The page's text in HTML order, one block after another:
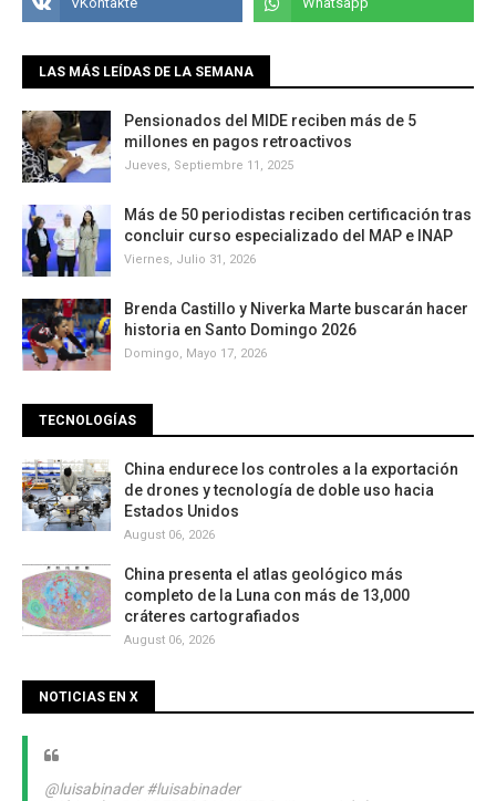
LAS MÁS LEÍDAS DE LA SEMANA
Pensionados del MIDE reciben más de 5
millones en pagos retroactivos
Jueves, Septiembre 11, 2025
Más de 50 periodistas reciben certificación tras
concluir curso especializado del MAP e INAP
Viernes, Julio 31, 2026
Brenda Castillo y Niverka Marte buscarán hacer
historia en Santo Domingo 2026
Domingo, Mayo 17, 2026
TECNOLOGÍAS
China endurece los controles a la exportación
de drones y tecnología de doble uso hacia
Estados Unidos
August 06, 2026
China presenta el atlas geológico más
completo de la Luna con más de 13,000
cráteres cartografiados
August 06, 2026
NOTICIAS EN X
@luisabinader #luisabinader